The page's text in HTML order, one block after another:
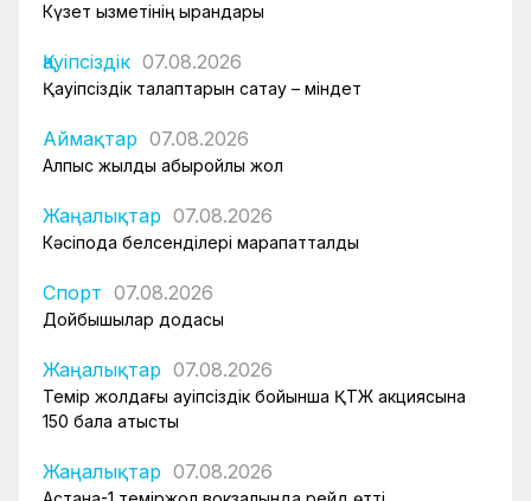
Күзет қызметінің қырандары
Қауіпсіздік 07.08.2026
Қауіпсіздік талаптарын сақтау – міндет
Аймақтар 07.08.2026
Алпыс жылдық абыройлы жол
Жаңалықтар 07.08.2026
Кәсіподақ белсенділері марапатталды
Спорт 07.08.2026
Дойбышылар додасы
Жаңалықтар 07.08.2026
Темір жолдағы қауіпсіздік бойынша ҚТЖ акциясына
150 бала қатысты
Жаңалықтар 07.08.2026